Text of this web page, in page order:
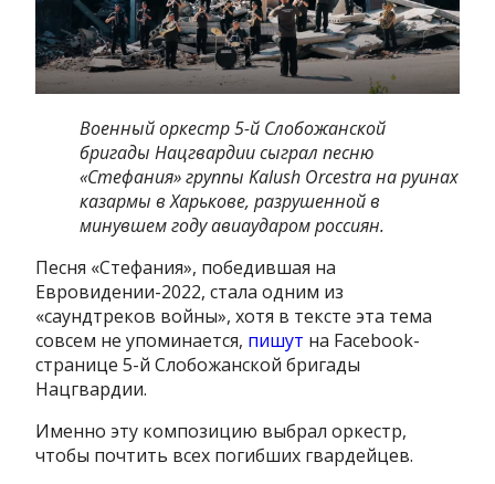
Военный оркестр 5-й Слобожанской
бригады Нацгвардии сыграл песню
«Стефания» группы Kalush Orcestra на руинах
казармы в Харькове, разрушенной в
минувшем году авиаударом россиян.
Песня «Стефания», победившая на
Евровидении-2022, стала одним из
«саундтреков войны», хотя в тексте эта тема
совсем не упоминается, пишут на Facebook-
странице 5-й Слобожанской бригады
Нацгвардии.
Именно эту композицию выбрал оркестр,
чтобы почтить всех погибших гвардейцев.